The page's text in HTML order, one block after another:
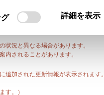
詳細を表示
場合があります。
況と異なる場合があります。
内されることがあります。
加された更新情報が表示されます。
す。）